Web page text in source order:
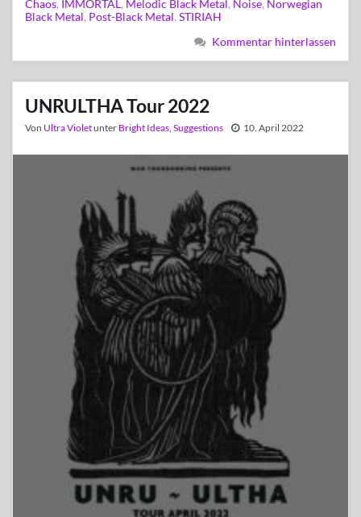
Chaos, IMMORTAL, Melodic Black Metal, Noise, Norwegian
Black Metal, Post-Black Metal, STIRIAH
Kommentar hinterlassen
UNRULTHA Tour 2022
Von Ultra Violetunter Bright Ideas Suggestions 10. April 2022